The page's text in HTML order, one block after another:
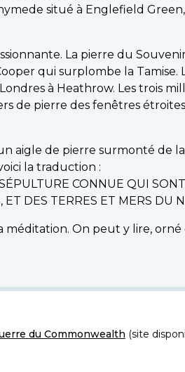
situé à Englefield
La pierre du
qui surplombe la Tamise.
à Heathrow. Les trois
de pierre des fenêtres
de pierre surmonté de la
la traduction :
CONNUE QUI
DES TERRES ET MERS DU
On peut y lire,
du Commonwealth (site